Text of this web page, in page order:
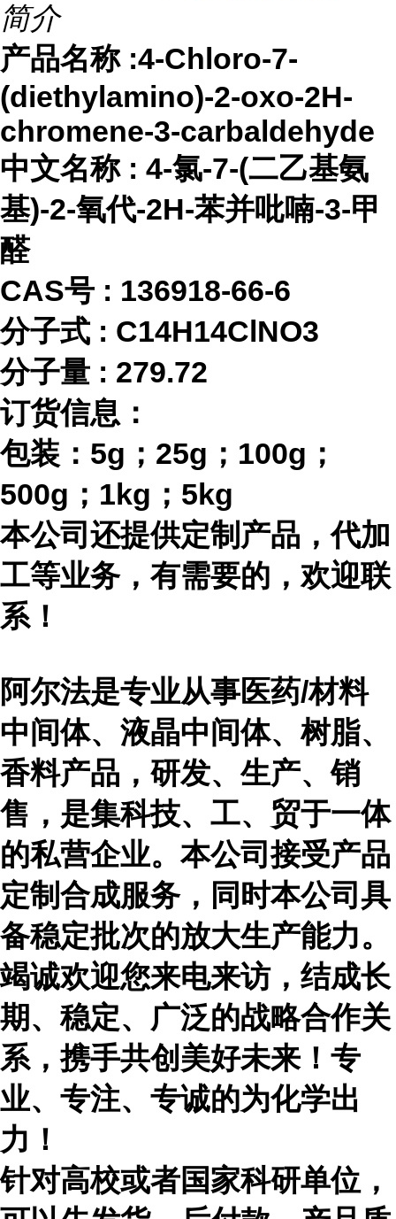
简介
产品名称 :4-Chloro-7-
(diethylamino)-2-oxo-2H-
chromene-3-carbaldehyde
中文名称 : 4-氯-7-(二乙基氨
基)-2-氧代-2H-苯并吡喃-3-甲
醛
CAS号 : 136918-66-6
分子式 : C14H14ClNO3
分子量 : 279.72
订货信息：
包装： 5g；25g；100g；
500g；1kg；5kg
本公司还提供定制产品，代加
工等业务，有需要的，欢迎联
系！
阿尔法是专业从事医药/材料
中间体、液晶中间体、树脂、
香料产品，研发、生产、销
售，是集科技、工、贸于一体
的私营企业。本公司接受产品
定制合成服务，同时本公司具
备稳定批次的放大生产能力。
竭诚欢迎您来电来访，结成长
期、稳定、广泛的战略合作关
系，携手共创美好未来！专
业、专注、专诚的为化学出
力！
针对高校或者国家科研单位，